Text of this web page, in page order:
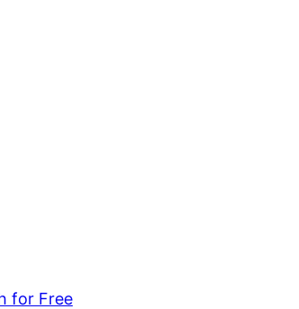
for Free